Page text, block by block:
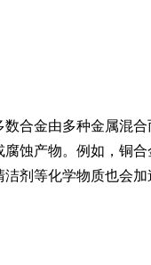
合金由多种金属混
蚀产物。例如，铜
剂等化学物质也会